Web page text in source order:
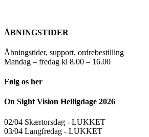
ÅBNINGSTIDER
Åbningstider, support, ordrebestilling
Mandag – fredag kl 8.00 – 16.00
Følg os her
On Sight Vision Helligdage 2026
02/04 Skærtorsdag ​​- LUKKET
03/04 Langfredag ​​- LUKKET